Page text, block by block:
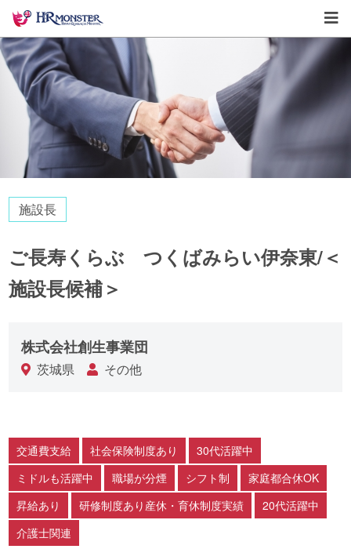
施設長
ご長寿くらぶ つくばみらい伊奈東/＜
施設長候補＞
株式会社創生事業団
茨城県 その他
交通費支給 社会保険制度あり
30代活躍中
ミドルも活躍中
職場が分煙 シフト制
家庭都合休OK
昇給あり
研修制度あり産休・育休制度実績
20代活躍中
介護士関連